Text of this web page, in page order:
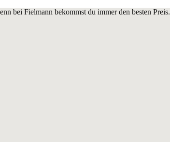
bei Fielmann bekommst du immer den besten Preis.